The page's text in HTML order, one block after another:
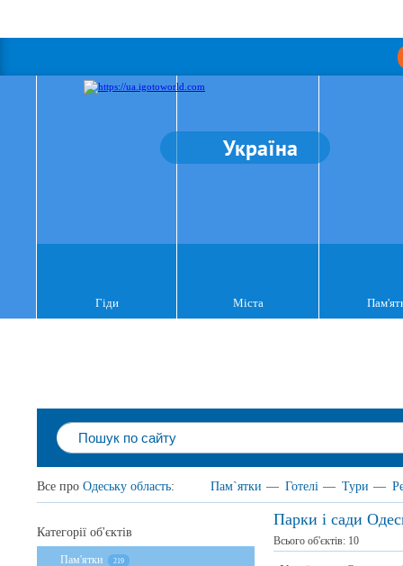
Україна
Гіди Міста
Все про Одеську область: Пам`ятки — Готелі — Тури —
Парки і сади
Всього об'єктів: 10
Категорії об'єктів
Пам'ятки 219